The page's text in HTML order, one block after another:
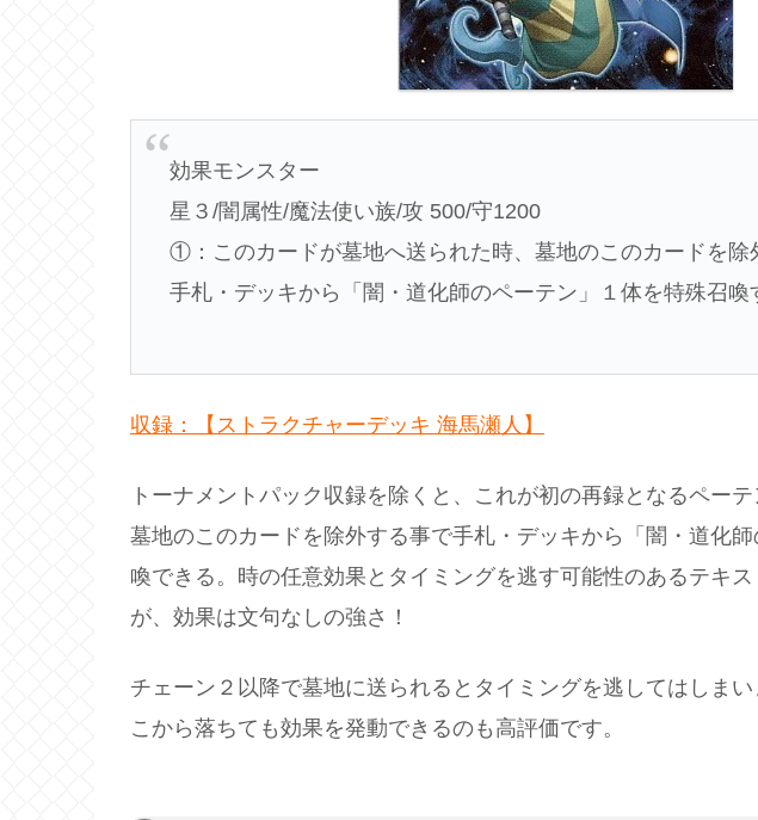
効果モンスター
星３/闇属性/魔法使い族/攻 500/守1200
①：このカードが墓地へ送られた時、墓地のこのカードを除
手札・デッキから「闇・道化師のペーテン」１体を特殊召喚
収録：【ストラクチャーデッキ 海馬瀬人】
トーナメントパック収録を除くと、これが初の再録となるペーテ
墓地のこのカードを除外する事で手札・デッキから「闇・道化
喚できる。時の任意効果とタイミングを逃す可能性のあるテキ
が、効果は文句なしの強さ！
チェーン２以降で墓地に送られるとタイミングを逃してはしま
こから落ちても効果を発動できるのも高評価です。